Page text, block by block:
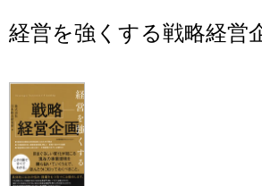
経営を強くする戦略経営